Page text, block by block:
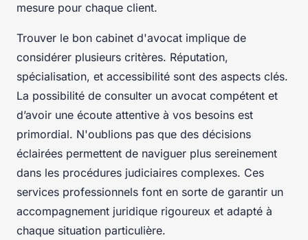
mesure pour chaque client.
Trouver le bon cabinet d'avocat implique de
considérer plusieurs critères. Réputation,
spécialisation, et accessibilité sont des aspects clés.
La possibilité de consulter un avocat compétent et
d’avoir une écoute attentive à vos besoins est
primordial. N'oublions pas que des décisions
éclairées permettent de naviguer plus sereinement
dans les procédures judiciaires complexes. Ces
services professionnels font en sorte de garantir un
accompagnement juridique rigoureux et adapté à
chaque situation particulière.